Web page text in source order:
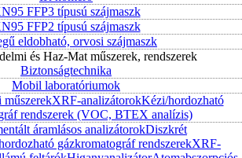
FFP3 típusú szájmaszk
FFP2 típusú szájmaszk
eldobható, orvosi szájmaszk
és Haz-Mat műszerek, rendszerek
Biztonságtechnika
Mobil laboratóriumok
műszerekXRF-analizátorokKézi/hordozható
rendszerek (VOC, BTEX analízis)
áramlásos analizátorokDiszkrét
gázkromatográf rendszerekXRF-